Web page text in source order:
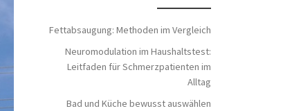
Fettabsaugung: Methoden im Vergleich
Neuromodulation im Haushaltstest:
Leitfaden für Schmerzpatienten im
Alltag
Bad und Küche bewusst auswählen